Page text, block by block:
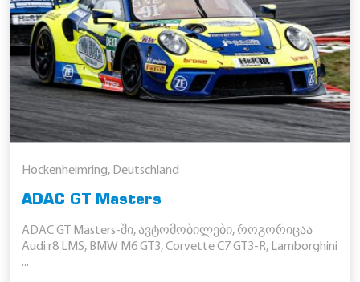
Hockenheimring, Deutschland
ADAC GT Masters
ADAC GT Masters-ში, ავტომობილები, როგორიცაა
Audi r8 LMS, BMW M6 GT3, Corvette C7 GT3-R, Lamborghini
...